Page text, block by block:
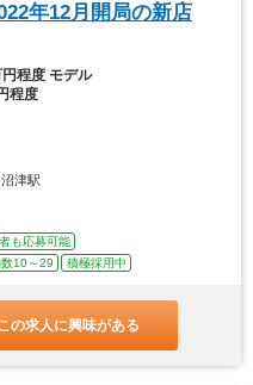
年12月開局の新店
円程度 モデル
程度
津駅
も応募可能
数10～29 積極採用中
の求人に興味がある